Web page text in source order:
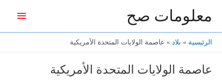
معلومات صح
الرئيسية بلاد عاصمة الولايات المتحدة الأمريكية
عاصمة الولايات المتحدة الأمريكية